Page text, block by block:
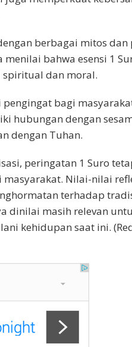
berbagai mitos dan
bahwa esensi 1
dan moral.
bagi
hubungan dengan
dengan Tuhan.
peringatan 1 Suro
Nilai-nilai
terhadap
dinilai masih relevan
kehidupan saat ini.